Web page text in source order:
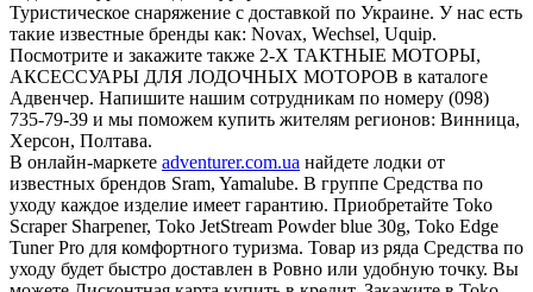
Туристическое снаряжение с доставкой по Украине. У нас есть
такие известные бренды как: Novax, Wechsel, Uquip.
Посмотрите и закажите также 2-Х ТАКТНЫЕ МОТОРЫ,
АКСЕССУАРЫ ДЛЯ ЛОДОЧНЫХ МОТОРОВ в каталоге
Адвенчер. Напишите нашим сотрудникам по номеру (098)
735-79-39 и мы поможем купить жителям регионов: Винница,
Херсон, Полтава.
В онлайн-маркете adventurer.com.ua найдете лодки от
известных брендов Sram, Yamalube. В группе Средства по
уходу каждое изделие имеет гарантию. Приобретайте Toko
Scraper Sharpener, Toko JetStream Powder blue 30g, Toko Edge
Tuner Pro для комфортного туризма. Товар из ряда Средства по
уходу будет быстро доставлен в Ровно или удобную точку. Вы